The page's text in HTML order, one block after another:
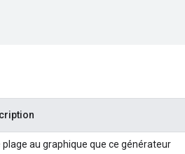
au graphique que ce générateur